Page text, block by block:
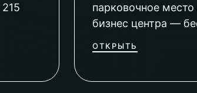
парковочное
бизнес центра —
ОТКРЫТЬ